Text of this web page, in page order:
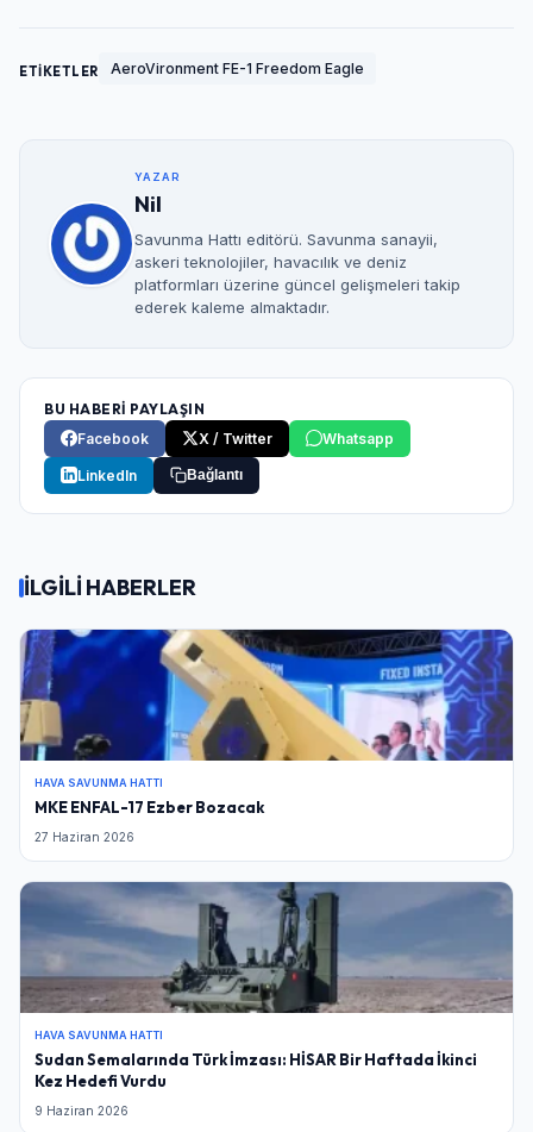
ETİKETLER AeroVironment FE-1 Freedom Eagle
YAZAR
Nil
Savunma Hattı editörü. Savunma sanayii,
askeri teknolojiler, havacılık ve deniz
platformları üzerine güncel gelişmeleri takip
ederek kaleme almaktadır.
BU HABERİ PAYLAŞIN
Facebook
X / Twitter Whatsapp
LinkedIn Bağlantı
İLGİLİ HABERLER
HAVA SAVUNMA HATTI
MKE ENFAL-17 Ezber Bozacak
27 Haziran 2026
HAVA SAVUNMA HATTI
Sudan Semalarında Türk İmzası: HİSAR Bir Haftada İkinci
Kez Hedefi Vurdu
9 Haziran 2026